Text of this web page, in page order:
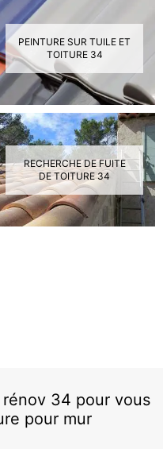
PEINTURE SUR TUILE ET
TOITURE 34
RECHERCHE DE FUITE
DE TOITURE 34
rénov 34 pour vous
pour mur